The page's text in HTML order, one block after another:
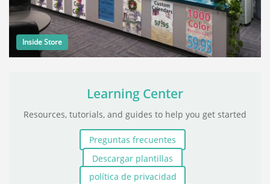
Inside Store
Learning Center
Resources, tutorials, and guides to help you get started
Preguntas frecuentes
Descargar plantillas
política de privacidad